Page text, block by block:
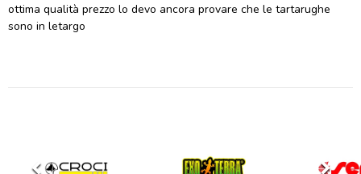
ottima qualità prezzo lo devo ancora provare che le tartarughe
sono in letargo
keyboard_arrow_left keyboard_arrow_right